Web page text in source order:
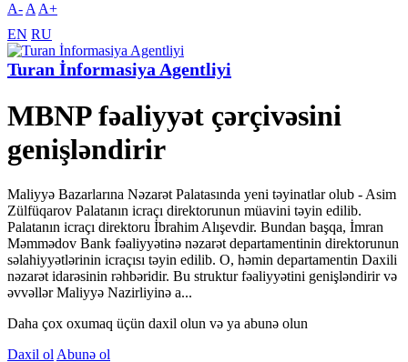
A- A A+
EN RU
Turan İnformasiya Agentliyi
MBNP fəaliyyət çərçivəsini
genişləndirir
Maliyyə Bazarlarına Nəzarət Palatasında yeni təyinatlar olub - Asim
Zülfüqarov Palatanın icraçı direktorunun müavini təyin edilib.
Palatanın icraçı direktoru İbrahim Alışevdir. Bundan başqa, İmran
Məmmədov Bank fəaliyyətinə nəzarət departamentinin direktorunun
səlahiyyətlərinin icraçısı təyin edilib. O, həmin departamentin Daxili
nəzarət idarəsinin rəhbəridir. Bu struktur fəaliyyətini genişləndirir və
əvvəllər Maliyyə Nazirliyinə a...
Daha çox oxumaq üçün daxil olun və ya abunə olun
Daxil ol Abunə ol